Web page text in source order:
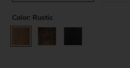
Color: Rustic